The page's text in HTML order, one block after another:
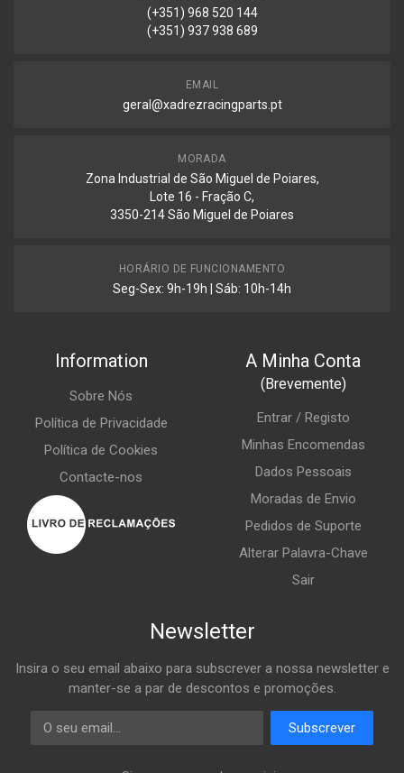
(+351) 968 520 144
(+351) 937 938 689
EMAIL
geral@xadrezracingparts.pt
MORADA
Zona Industrial de São Miguel de Poiares,
Lote 16 - Fração C,
3350-214 São Miguel de Poiares
HORÁRIO DE FUNCIONAMENTO
Seg-Sex: 9h-19h | Sáb: 10h-14h
Information
Sobre Nós
Política de Privacidade
Política de Cookies
Contacte-nos
A Minha Conta
(Brevemente)
Entrar / Registo
Minhas Encomendas
Dados Pessoais
Moradas de Envio
Pedidos de Suporte
Alterar Palavra-Chave
Sair
Newsletter
Insira o seu email abaixo para subscrever a nossa newsletter e
manter-se a par de descontos e promoções.
Email
Subscrever